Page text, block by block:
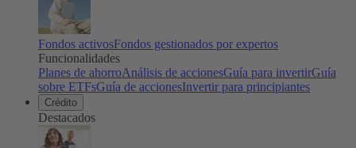
Fondos activosFondos gestionados por expertos
Funcionalidades
Planes de ahorroAnálisis de accionesGuía para invertirGuía
sobre ETFsGuía de accionesInvertir para principiantes
Crédito
Destacados